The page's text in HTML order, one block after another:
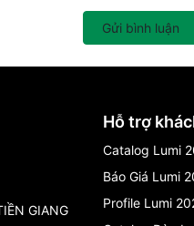
Gửi bình luận
GIANG
Hỗ trợ
Catalog Lumi
Báo Giá Lumi
Profile Lumi